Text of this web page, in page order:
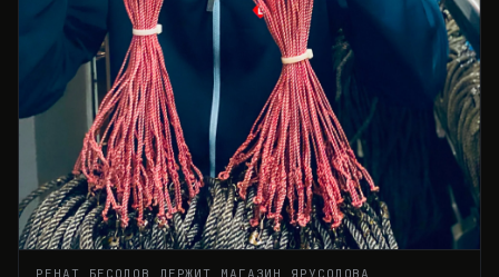
РЕНАТ БЕСОЛОВ ДЕРЖИТ МАГАЗИН ЯРУСОЛОВА